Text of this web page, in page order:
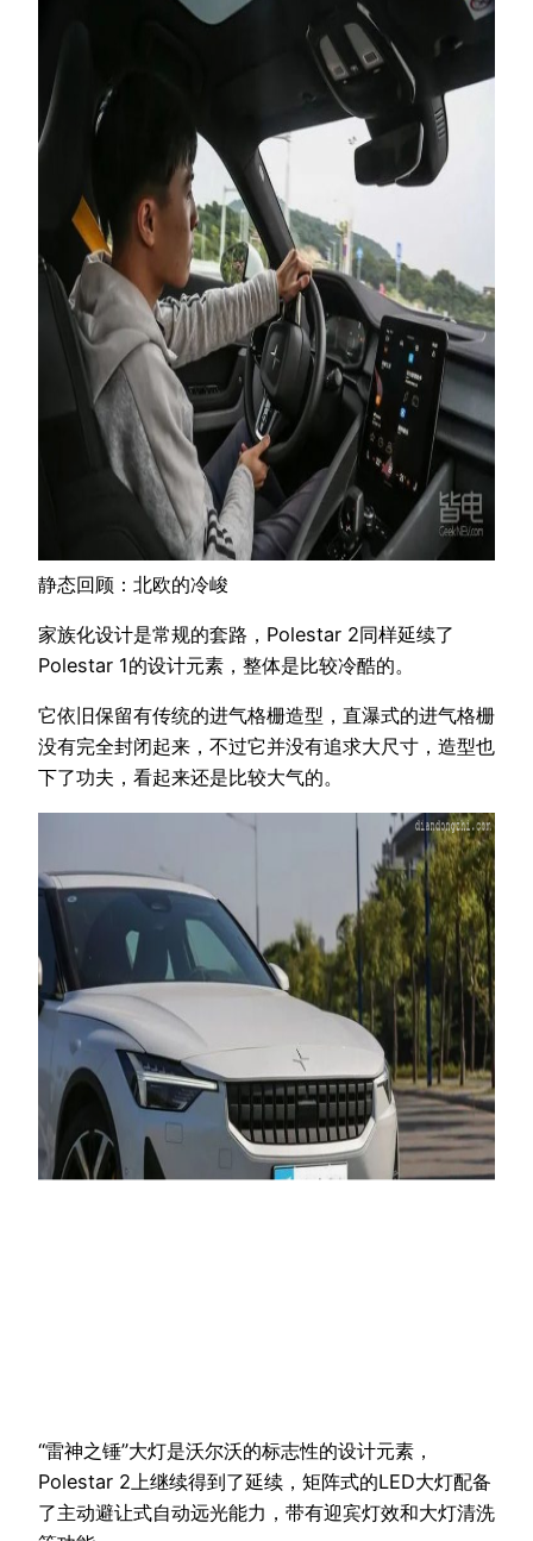
静态回顾：北欧的冷峻
家族化设计是常规的套路，Polestar 2同样延续了
Polestar 1的设计元素，整体是比较冷酷的。
它依旧保留有传统的进气格栅造型，直瀑式的进气格栅
没有完全封闭起来，不过它并没有追求大尺寸，造型也
下了功夫，看起来还是比较大气的。
“雷神之锤”大灯是沃尔沃的标志性的设计元素，
Polestar 2上继续得到了延续，矩阵式的LED大灯配备
了主动避让式自动远光能力，带有迎宾灯效和大灯清洗